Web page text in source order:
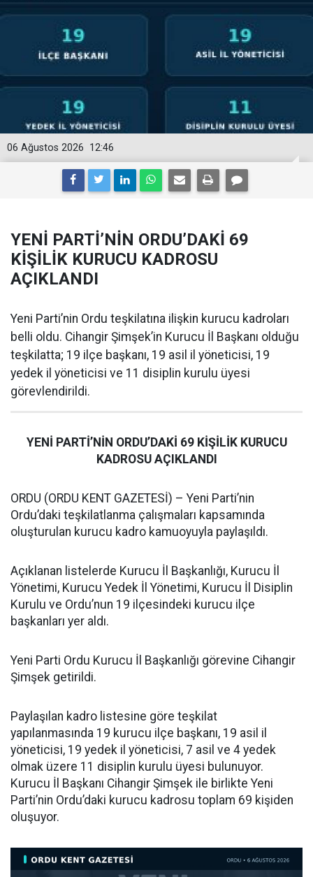
12:46
06 Ağustos 2026
YENİ PARTİ’NİN ORDU’DAKİ 69
KİŞİLİK KURUCU KADROSU
AÇIKLANDI
Yeni Parti’nin Ordu teşkilatına ilişkin kurucu kadroları
belli oldu. Cihangir Şimşek’in Kurucu İl Başkanı olduğu
teşkilatta; 19 ilçe başkanı, 19 asil il yöneticisi, 19
yedek il yöneticisi ve 11 disiplin kurulu üyesi
görevlendirildi.
YENİ PARTİ’NİN ORDU’DAKİ 69 KİŞİLİK KURUCU
KADROSU AÇIKLANDI
ORDU (ORDU KENT GAZETESİ) – Yeni Parti’nin
Ordu’daki teşkilatlanma çalışmaları kapsamında
oluşturulan kurucu kadro kamuoyuyla paylaşıldı.
Açıklanan listelerde Kurucu İl Başkanlığı, Kurucu İl
Yönetimi, Kurucu Yedek İl Yönetimi, Kurucu İl Disiplin
Kurulu ve Ordu’nun 19 ilçesindeki kurucu ilçe
başkanları yer aldı.
Yeni Parti Ordu Kurucu İl Başkanlığı görevine Cihangir
Şimşek getirildi.
Paylaşılan kadro listesine göre teşkilat
yapılanmasında 19 kurucu ilçe başkanı, 19 asil il
yöneticisi, 19 yedek il yöneticisi, 7 asil ve 4 yedek
olmak üzere 11 disiplin kurulu üyesi bulunuyor.
Kurucu İl Başkanı Cihangir Şimşek ile birlikte Yeni
Parti’nin Ordu’daki kurucu kadrosu toplam 69 kişiden
oluşuyor.